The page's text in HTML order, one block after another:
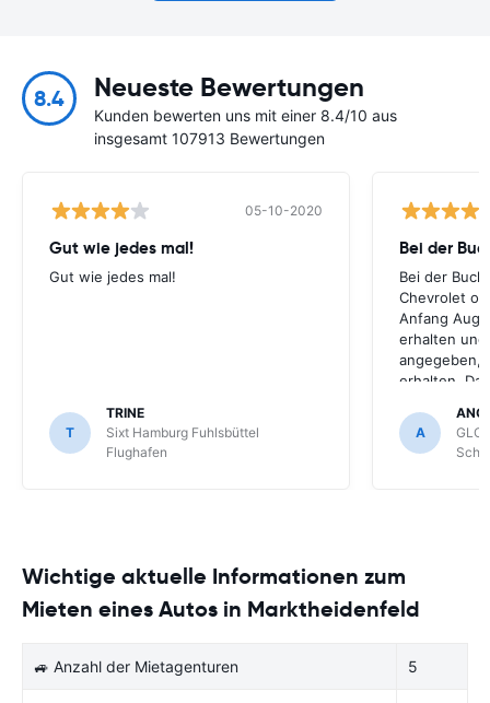
8.4 Neueste Bewertungen
Kunden bewerten uns mit einer 8.4/10 aus
insgesamt 107913 Bewertungen
05-10-2020
Gut wie jedes mal!
Gut wie jedes mal!
T
TRINE
Sixt Hamburg Fuhlsbüttel
Flughafen
Bei der
Bei der
Chevrolet
Anfang
erhalten
angegeben,
erhalten.
optimal,
Schönefeld
A
Wichtige aktuelle Informationen zum
Mieten eines Autos in Marktheidenfeld
🚙 Anzahl der Mietagenturen 5